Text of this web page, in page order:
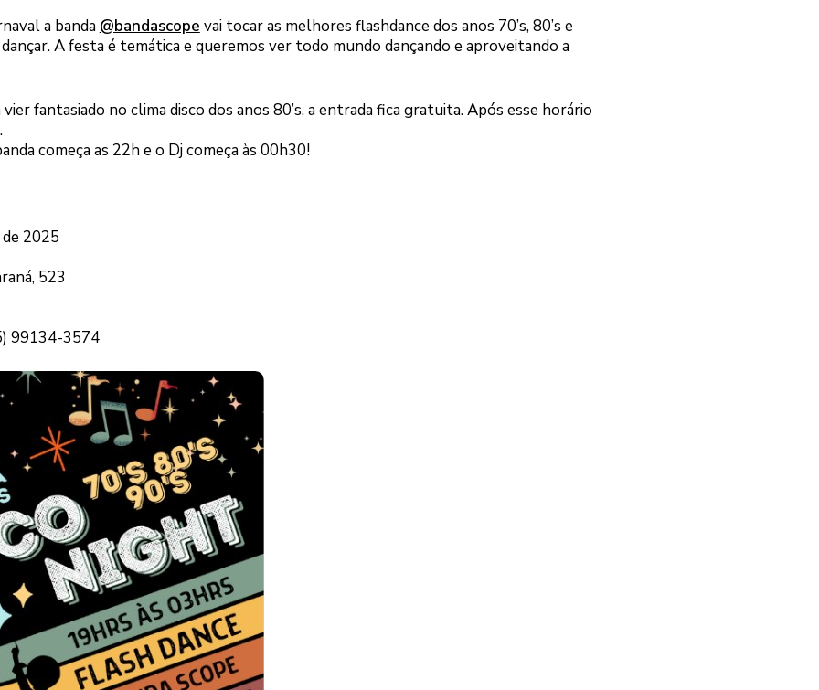
a banda @bandascope vai tocar as melhores flashdance dos anos 70’s, 80’s e
A festa é temática e queremos ver todo mundo dançando e aproveitando a
fantasiado no clima disco dos anos 80’s, a entrada fica gratuita. Após esse horário
começa as 22h e o Dj começa às 00h30!
2025
523
99134-3574